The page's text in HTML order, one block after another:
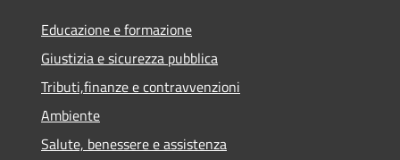
Educazione e formazione
Giustizia e sicurezza pubblica
Tributi,finanze e contravvenzioni
Ambiente
Salute, benessere e assistenza